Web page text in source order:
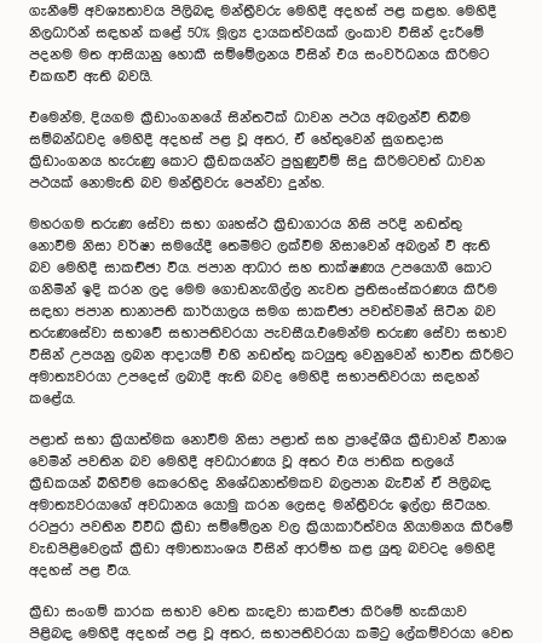
ගැනීමේ අවශ්‍යතාවය පිලිබඳ මන්ත්‍රීවරු මෙහිදී අදහස් පළ කළහ. මෙහිදී
නිලධාරින් සඳහන් කළේ 50% මූල්‍ය දායකත්වයක් ලංකාව විසින් දැරීමේ
පදනම මත ආසියානු හොකී සම්මේලනය විසින් එය සංවර්ධනය කිරිමට
එකඟවී ඇති බවයි.
එමෙන්ම, දියගම ක්‍රීඩාංගනයේ සින්තටික් ධාවන පථය අබලන්වී තිබිම
සම්බන්ධවද මෙහිදී අදහස් පළ වූ අතර, ඒ හේතුවෙන් සුගතදාස
ක්‍රිඩාංගනය හැරුණු කොට ක්‍රීඩකයන්ට පුහුණුවීම් සිදු කිරිමටවත් ධාවන
පථයක් නොමැති බව මන්ත්‍රීවරු පෙන්වා දුන්හ.
මහරගම තරුණ සේවා සභා ගෘහස්ථ ක්‍රිඩාගාරය නිසි පරිදි නඩත්තු
නොවීම නිසා වර්ෂා සමයේදී තෙමීමට ලක්වීම නිසාවෙන් අබලන් වී ඇති
බව මෙහිදී සාකච්ඡා විය. ජපාන ආධාර සහ තාක්ෂණය උපයොගී කොට
ගනිමින් ඉදි කරන ලද මෙම ගොඩනැගිල්ල නැවත ප්‍රතිසංස්කරණය කිරීම
සඳහා ජපාන තානාපති කාර්යාලය සමග සාකච්ඡා පවත්වමින් සිටින බව
තරුණසේවා සභාවේ සභාපතිවරයා පැවසීය.එමෙන්ම තරුණ සේවා සභාව
විසින් උපයනු ලබන ආදායම් එහි නඩත්තු කටයුතු වෙනුවෙන් භාවිත කිරීමට
අමාත්‍යවරයා උපදෙස් ලබාදී ඇති බවද මෙහිදී සභාපතිවරයා සඳහන්
කළේය.
පළාත් සභා ක්‍රියාත්මක නොවීම නිසා පළාත් සහ ප්‍රාදේශීය ක්‍රීඩාවන් විනාශ
වෙමින් පවතින බව මෙහිදී අවධාරණය වූ අතර එය ජාතික තලයේ
ක්‍රීඩකයන් බිහිවීම කෙරෙහිද නිශේධනාත්මකව බලපාන බැවින් ඒ පිලිබඳ
අමාත්‍යවරයාගේ අවධානය යොමු කරන ලෙසද මන්ත්‍රීවරු ඉල්ලා සිටියහ.
රටපුරා පවතින විවිධ ක්‍රීඩා සම්මේලන වල ක්‍රියාකාරීත්වය නියාමනය කිරීමේ
වැඩපිළිවෙලක් ක්‍රීඩා අමාත්‍යාංශය විසින් ආරම්භ කළ යුතු බවටද මෙහිදි
අදහස් පළ විය.
ක්‍රීඩා සංගම් කාරක සභාව වෙත කැඳවා සාකච්ඡා කිරිමේ හැකියාව
පිළිබඳ මෙහිදී අදහස් පළ වූ අතර, සභාපතිවරයා කමිටු ලේකම්වරයා වෙත